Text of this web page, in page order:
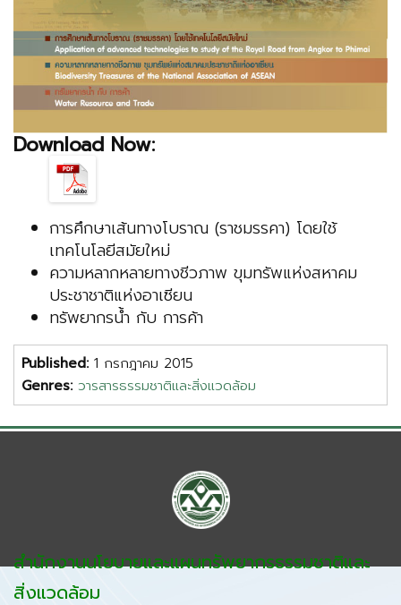
Download Now:
การศึกษาเส้นทางโบราณ (ราชมรรคา) โดยใช้
เทคโนโลยีสมัยใหม่
ความหลากหลายทางชีวภาพ ขุมทรัพแห่งสหาคม
ประชาชาติแห่งอาเซียน
ทรัพยากรน้ำ กับ การค้า
Published: 1 กรกฎาคม 2015
Genres: วารสารธรรมชาติและสิ่งแวดล้อม
สำนักงานนโยบายและแผนทรัพยากรธรรมชาติและ
สิ่งแวดล้อม